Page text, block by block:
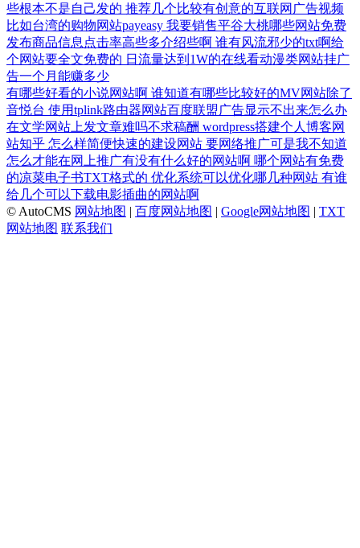
些根本不是自己发的 推荐几个比较有创意的互联网广告视频
比如台湾的购物网站payeasy 我要销售平谷大桃哪些网站免费
发布商品信息点击率高些多介绍些啊 谁有风流邪少的txt啊给
个网站要全文免费的 日流量达到1W的在线看动漫类网站挂广
告一个月能赚多少
有哪些好看的小说网站啊 谁知道有哪些比较好的MV网站除了
音悦台 使用tplink路由器网站百度联盟广告显示不出来怎么办
在文学网站上发文章难吗不求稿酬 wordpress搭建个人博客网
站知乎 怎么样简便快速的建设网站 要网络推广可是我不知道
怎么才能在网上推广有没有什么好的网站啊 哪个网站有免费
的凉菜电子书TXT格式的 优化系统可以优化哪几种网站 有谁
给几个可以下载电影插曲的网站啊
© AutoCMS 网站地图 | 百度网站地图 | Google网站地图 | TXT
网站地图 联系我们